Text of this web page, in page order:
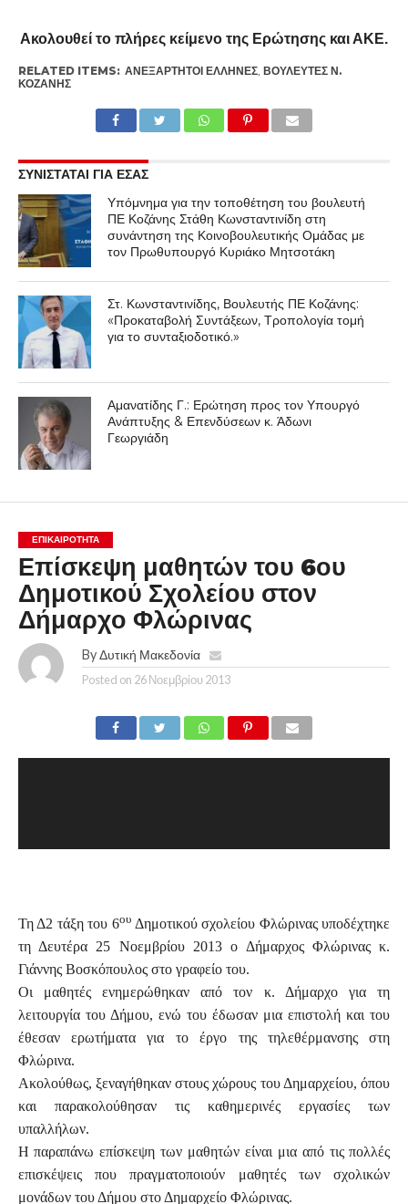
Ακολουθεί το πλήρες κείμενο της Ερώτησης και ΑΚΕ.
RELATED ITEMS: ΑΝΕΞΑΡΤΗΤΟΙ ΕΛΛΗΝΕΣ, ΒΟΥΛΕΥΤΈΣ Ν.
ΚΟΖΆΝΗΣ
ΣΥΝΙΣΤΑΤΑΙ ΓΙΑ ΕΣΑΣ
Υπόμνημα για την τοποθέτηση του βουλευτή
ΠΕ Κοζάνης Στάθη Κωνσταντινίδη στη
συνάντηση της Κοινοβουλευτικής Ομάδας με
τον Πρωθυπουργό Κυριάκο Μητσοτάκη
Στ. Κωνσταντινίδης, Βουλευτής ΠΕ Κοζάνης:
«Προκαταβολή Συντάξεων, Τροπολογία τομή
για το συνταξιοδοτικό.»
Αμανατίδης Γ.: Ερώτηση προς τον Υπουργό
Ανάπτυξης & Επενδύσεων κ. Άδωνι
Γεωργιάδη
ΕΠΙΚΑΙΡΟΤΗΤΑ
Επίσκεψη μαθητών του 6ου
Δημοτικού Σχολείου στον
Δήμαρχο Φλώρινας
By Δυτική Μακεδονία
Posted on 26 Νοεμβρίου 2013
Τη Δ2 τάξη του 6ουΔημοτικού σχολείου Φλώρινας υποδέχτηκε
τη Δευτέρα 25 Νοεμβρίου 2013 ο Δήμαρχος Φλώρινας κ.
Γιάννης Βοσκόπουλος στο γραφείο του.
Οι μαθητές ενημερώθηκαν από τον κ. Δήμαρχο για τη
λειτουργία του Δήμου, ενώ του έδωσαν μια επιστολή και του
έθεσαν ερωτήματα για το έργο της τηλεθέρμανσης στη
Φλώρινα.
Ακολούθως, ξεναγήθηκαν στους χώρους του Δημαρχείου, όπου
και παρακολούθησαν τις καθημερινές εργασίες των
υπαλλήλων.
Η παραπάνω επίσκεψη των μαθητών είναι μια από τις πολλές
επισκέψεις που πραγματοποιούν μαθητές των σχολικών
μονάδων του Δήμου στο Δημαρχείο Φλώρινας.